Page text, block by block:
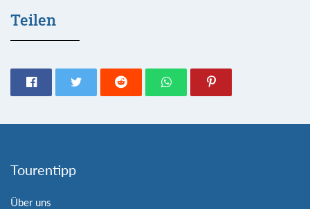
Teilen
Tourentipp
Über uns